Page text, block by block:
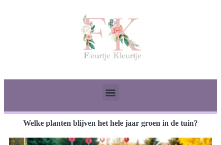
Welke planten blijven het hele jaar groen in de tuin?